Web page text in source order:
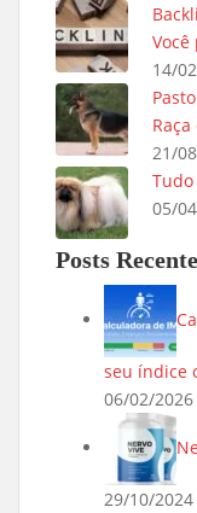
Você
14/
21/
05/
Posts
seu índice
06/02/2026
29/10/2024